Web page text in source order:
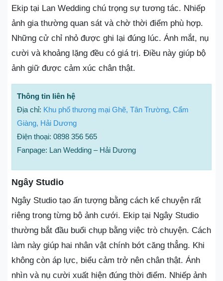
Ekip tại Lan Wedding chú trọng sự tương tác. Nhiếp
ảnh gia thường quan sát và chờ thời điểm phù hợp.
Những cử chỉ nhỏ được ghi lại đúng lúc. Ánh mắt, nụ
cười và khoảng lặng đều có giá trị. Điều này giúp bộ
ảnh giữ được cảm xúc chân thật.
Thông tin liên hệ
Địa chỉ: Khu phố thương mại Ghẽ, Tân Trường, Cẩm
Giàng, Hải Dương
Điện thoại: 0898 356 565
Fanpage: Lan Wedding – Hải Dương
Ngây Studio
Ngây Studio tạo ấn tượng bằng cách kể chuyện rất
riêng trong từng bộ ảnh cưới. Ekip tại Ngây Studio
thường bắt đầu buổi chụp bằng việc trò chuyện. Cách
làm này giúp hai nhân vật chính bớt căng thẳng. Khi
không còn áp lực, biểu cảm trở nên chân thật. Ánh
nhìn và nụ cười xuất hiện đúng thời điểm. Nhiếp ảnh